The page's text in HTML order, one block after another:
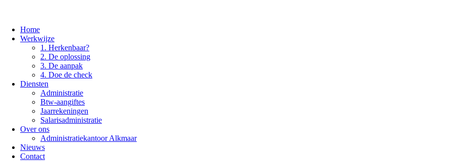
Home
Werkwijze
1. Herkenbaar?
2. De oplossing
3. De aanpak
4. Doe de check
Diensten
Administratie
Btw-aangiftes
Jaarrekeningen
Salarisadministratie
Over ons
Administratiekantoor Alkmaar
Nieuws
Contact